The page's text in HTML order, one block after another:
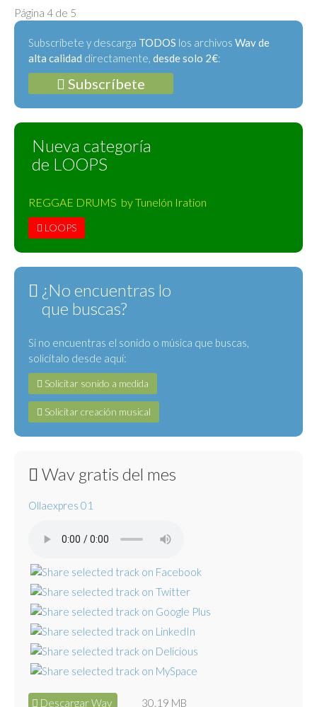
Página 4 de 5
Subscríbete y descarga TODOS los archivos Wav de
alta calidad directamente, desde solo 2€:
Subscríbete
Nueva categoría
de LOOPS
REGGAE DRUMS by Tunelón Iration
LOOPS
¿No encuentras lo
que buscas?
Si no encuentras el sonido o música que buscas,
solicítalo desde aquí:
Solicitar sonido a medida
Solicitar creación musical
Wav gratis del mes
Ollaexpres 01
Descargar Wav 30.19 MB